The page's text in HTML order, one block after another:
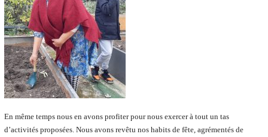
En même temps nous en avons profiter pour nous exercer à tout un tas
d’activités proposées. Nous avons revêtu nos habits de fête, agrémentés de